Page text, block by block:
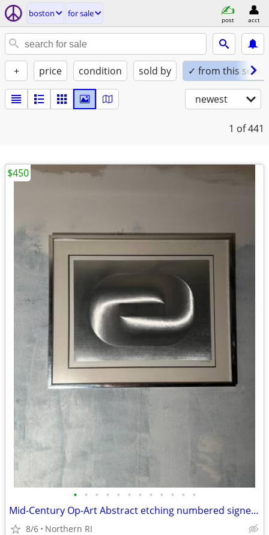
boston for sale
post acct
+ price condition sold by ✓ from this seller
newest
1 of 441
• • • • • • • • • • • •
Mid-Century Op-Art Abstract etching numbered signed Patrick Dupre A479
8/6 Northern RI
$450